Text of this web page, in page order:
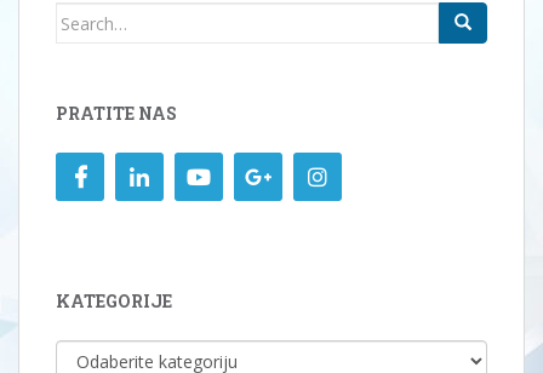
Search
PRATITE NAS
KATEGORIJE
KATEGORIJE